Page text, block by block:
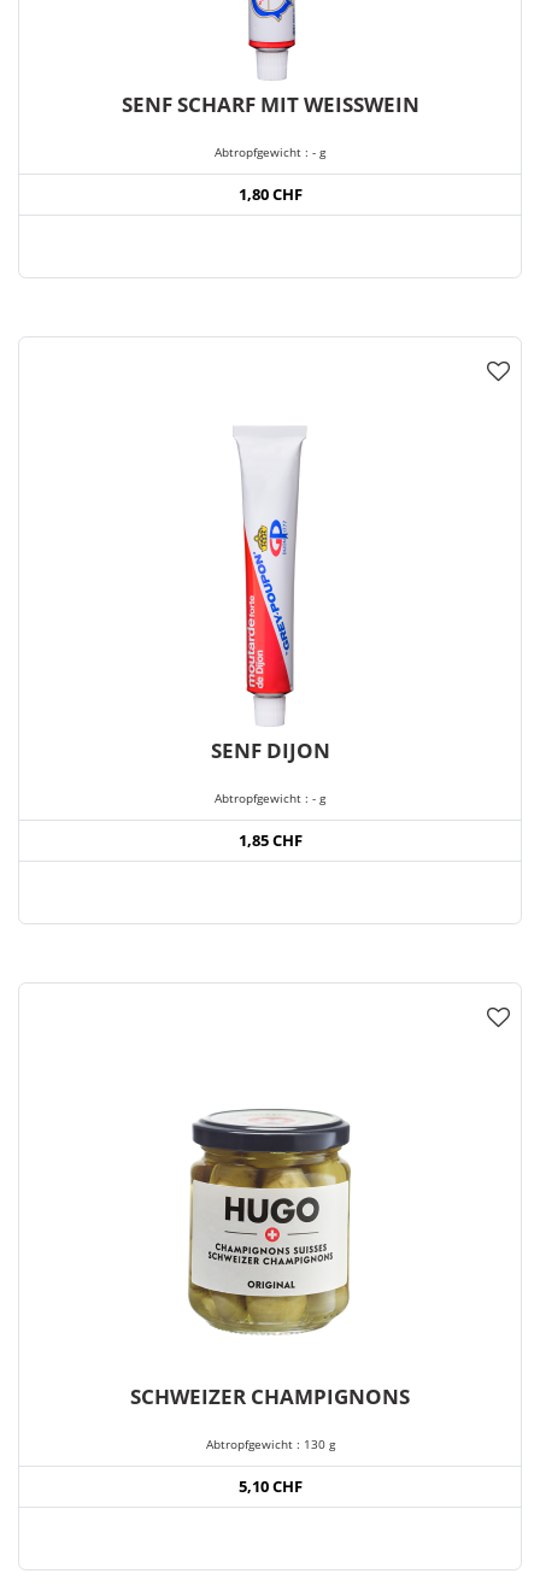
SENF SCHARF MIT WEISSWEIN
Abtropfgewicht : - g
1,80 CHF
SENF DIJON
Abtropfgewicht : - g
1,85 CHF
SCHWEIZER CHAMPIGNONS
Abtropfgewicht : 130 g
5,10 CHF